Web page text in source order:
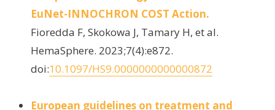
EuNet-INNOCHRON COST Action.
Fioredda F, Skokowa J, Tamary H, et al.
HemaSphere. 2023;7(4):e872.
doi:10.1097/HS9.0000000000000872
European guidelines on treatment and